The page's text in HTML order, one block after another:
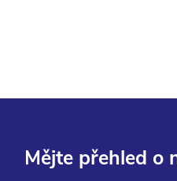
Mějte přehled o